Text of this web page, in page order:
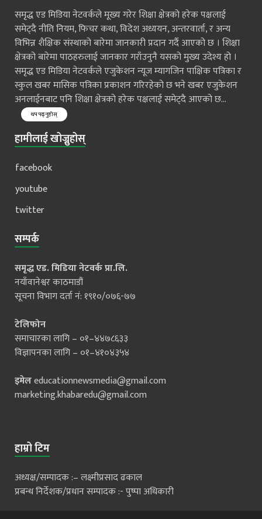
समृद्ध एड मिडिया नेटवर्कले मूख्य गरेर शिक्षा क्षेत्रको हरेक पक्षलाई
समेट्दै नीति नियम, फिचर कथा, विदेश अध्ययन, अन्तरवार्ता, र अन्य
विभिन्न शैक्षिक संस्थाको बारेमा जानकारी प्रदान गर्दै आएको छ । शिक्षा
क्षेत्रको बारेमा पाठहरुलाई जानकार गराँउनुनै यसको मुख्य उदेश्य हो ।
समृद्ध एड मिडिया नेटवर्कले एजुकेशन न्यूज म्यागजिन पाक्षिक पत्रिका र
स्कुल खबर मासिक पत्रिका प्रकाशन गरिरहेको छ भने खबर एजुकेशन
अनलाईनबाट पनि शिक्षा क्षेत्रको हरेक पक्षलाई समेट्दै आएको छ...
थप पढ्नुहोस्
हामीलाई खोज्नुहोस्
facebook
youtube
twitter
सम्पर्क
समृद्ध एड. मिडिया नेटवर्क प्रा.लि.
नयाँवानेश्वर काठमाडौं
सूचना विभाग दर्ता नं: १९१०/०७६-७७
टेलिफोन
समाचारका लागि – ०१–४४७८६३३
विज्ञापनका लागि – ०१–४१०४३५४
इमेलeducationnewsmedia@gmail.com
marketing.khabaredu@gmail.com
हाम्रो टिम
अध्यक्ष/सम्पादक :– लक्ष्मीप्रसाद ढकाल
प्रबन्ध निर्देशक/प्रधान सम्पादक :- पुष्पा अधिकारी